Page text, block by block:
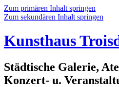
Zum primären Inhalt springen
Zum sekundären Inhalt springen
Kunsthaus
Städtische Galerie,
Konzert- u.